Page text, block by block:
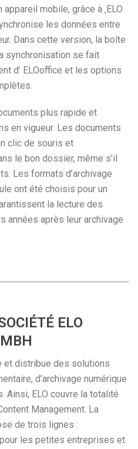
mobile, grâce à ‚ELO
les données entre
Dans cette version, la boîte
synchronisation se fait
d’ ELOoffice et les options
plus rapide et
en vigueur. Les documents
clic de souris et
le bon dossier, même s’il
Les formats d’archivage
ont été choisis pour un
la lecture des
années après leur archivage
ELO
et distribue des solutions
d’archivage numérique
ELO couvre la totalité
Management. La
de trois lignes :
les petites entreprises et